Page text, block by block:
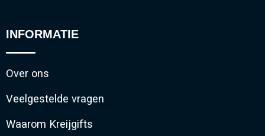
INFORMATIE
Over ons
Veelgestelde vragen
Waarom Kreijgifts